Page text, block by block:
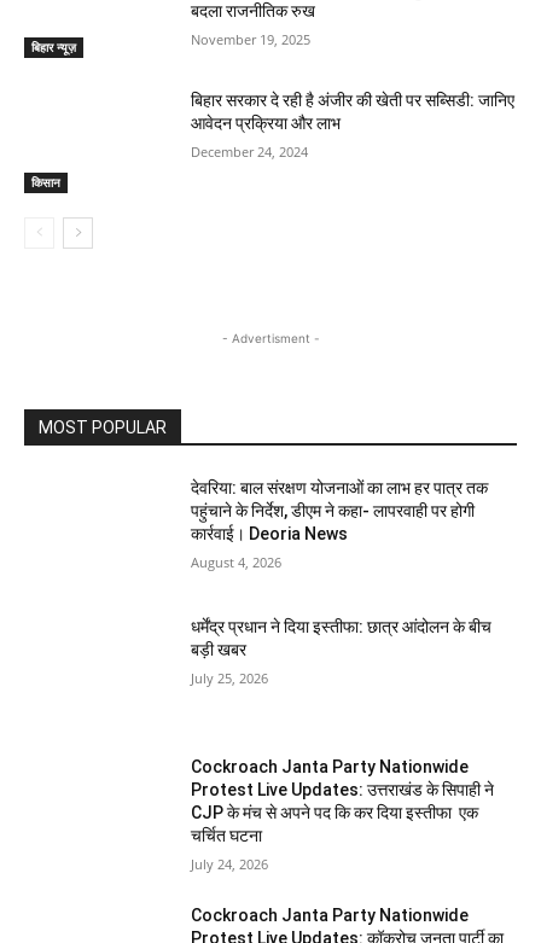
बिहार न्यूज़
बदला राजनीतिक रुख
November 19, 2025
किसान
बिहार सरकार दे रही है अंजीर की खेती पर सब्सिडी: जानिए
आवेदन प्रक्रिया और लाभ
December 24, 2024
- Advertisment -
MOST POPULAR
देवरिया: बाल संरक्षण योजनाओं का लाभ हर पात्र तक
पहुंचाने के निर्देश, डीएम ने कहा- लापरवाही पर होगी
कार्रवाई। Deoria News
August 4, 2026
धर्मेंद्र प्रधान ने दिया इस्तीफा: छात्र आंदोलन के बीच
बड़ी खबर
July 25, 2026
Cockroach Janta Party Nationwide
Protest Live Updates: उत्तराखंड के सिपाही ने
CJP के मंच से अपने पद कि कर दिया इस्तीफा एक
चर्चित घटना
July 24, 2026
Cockroach Janta Party Nationwide
Protest Live Updates: कॉकरोच जनता पार्टी का